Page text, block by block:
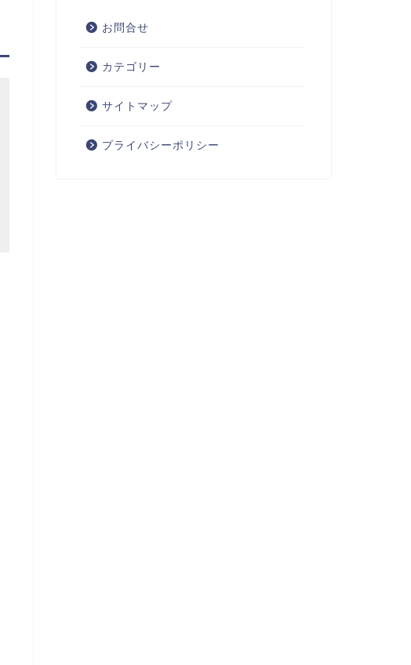
お問合せ
カテゴリー
サイトマップ
プライバシーポリシー